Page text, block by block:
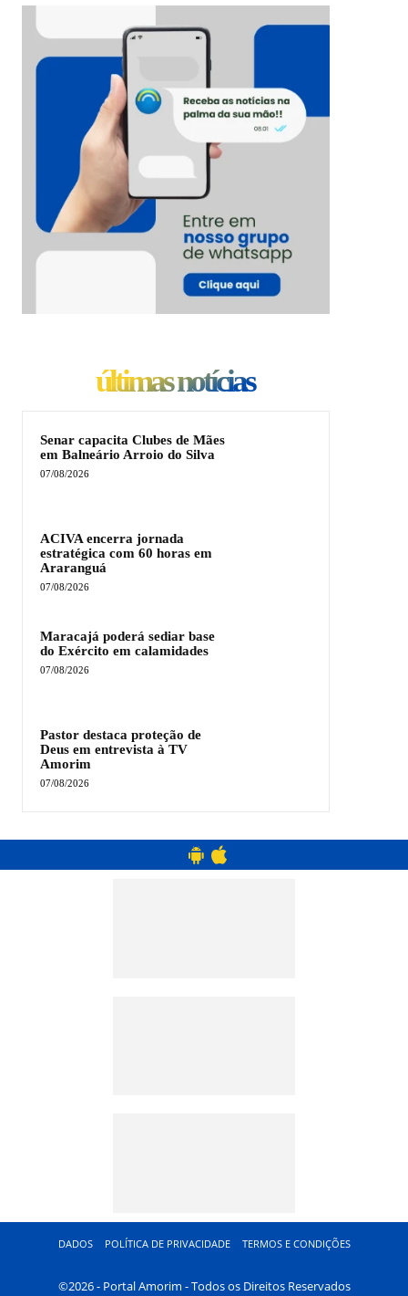
últimas notícias
Senar capacita Clubes de Mães
em Balneário Arroio do Silva
07/08/2026
ACIVA encerra jornada
estratégica com 60 horas em
Araranguá
07/08/2026
Maracajá poderá sediar base
do Exército em calamidades
07/08/2026
Pastor destaca proteção de
Deus em entrevista à TV
Amorim
07/08/2026
DADOS POLÍTICA DE PRIVACIDADE TERMOS E CONDIÇÕES
©2026 - Portal Amorim - Todos os Direitos Reservados